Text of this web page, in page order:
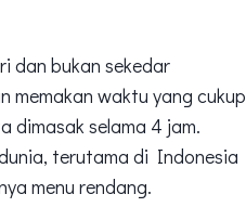
dan bukan sekedar
memakan waktu yang cukup
dimasak selama 4 jam.
terutama di Indonesia
menu rendang.